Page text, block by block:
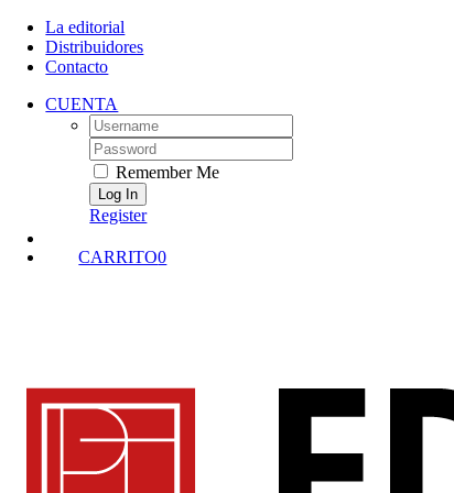
Skip
content
La editorial
Distribuidores
Contacto
CUENTA
Username:
Password:
Remember Me
Register
CARRITO0